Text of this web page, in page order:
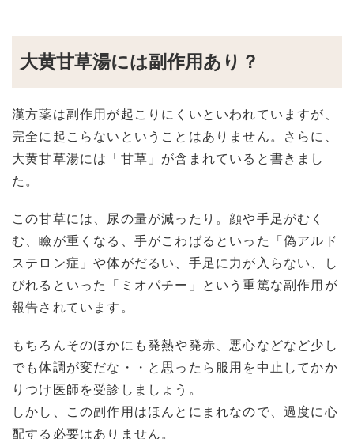
大黄甘草湯には副作用あり？
漢方薬は副作用が起こりにくいといわれていますが、
完全に起こらないということはありません。さらに、
大黄甘草湯には「甘草」が含まれていると書きまし
た。
この甘草には、尿の量が減ったり。顔や手足がむく
む、瞼が重くなる、手がこわばるといった「偽アルド
ステロン症」や体がだるい、手足に力が入らない、し
びれるといった「ミオパチー」という重篤な副作用が
報告されています。
もちろんそのほかにも発熱や発赤、悪心などなど少し
でも体調が変だな・・と思ったら服用を中止してかか
りつけ医師を受診しましょう。
しかし、この副作用はほんとにまれなので、過度に心
配する必要はありません。